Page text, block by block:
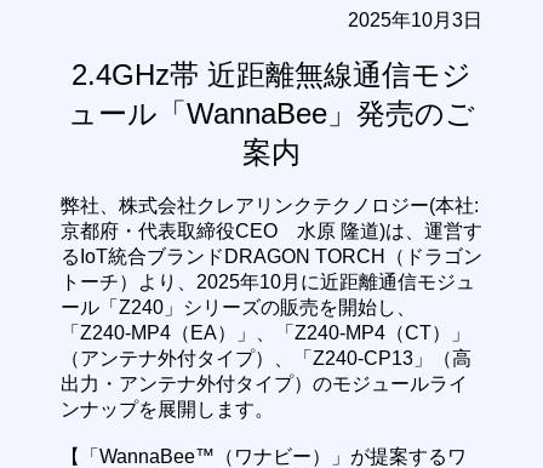
2025年10月3日
2.4GHz帯 近距離無線通信モジ
ュール「WannaBee」発売のご
案内
弊社、株式会社クレアリンクテクノロジー(本社:
京都府・代表取締役CEO 水原 隆道)は、運営す
るIoT統合ブランドDRAGON TORCH（ドラゴン
トーチ）より、2025年10月に近距離通信モジュ
ール「Z240」シリーズの販売を開始し、
「Z240-MP4（EA）」、「Z240-MP4（CT）」
（アンテナ外付タイプ）、「Z240-CP13」（高
出力・アンテナ外付タイプ）のモジュールライ
ンナップを展開します。
【「WannaBee™（ワナビー）」が提案するワ